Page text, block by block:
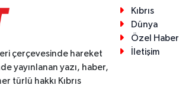
çerçevesinde hareket
yayınlanan yazı, haber,
türlü hakkı Kıbrıs
Kıbrıs
Dünya
Özel Haber
İletişim